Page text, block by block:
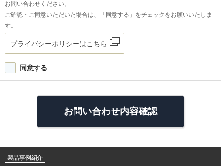
お問い合わせください。
ご確認・ご同意いただいた場合は、「同意する」をチェックをお願いいたしま
す。
プライバシーポリシーはこちら
同意する
製品事例紹介